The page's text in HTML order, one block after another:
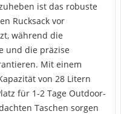
ist das robuste
Rucksack vor
während die
und die präzise
Mit einem
von 28 Litern
für 1-2 Tage Outdoor-
Taschen sorgen